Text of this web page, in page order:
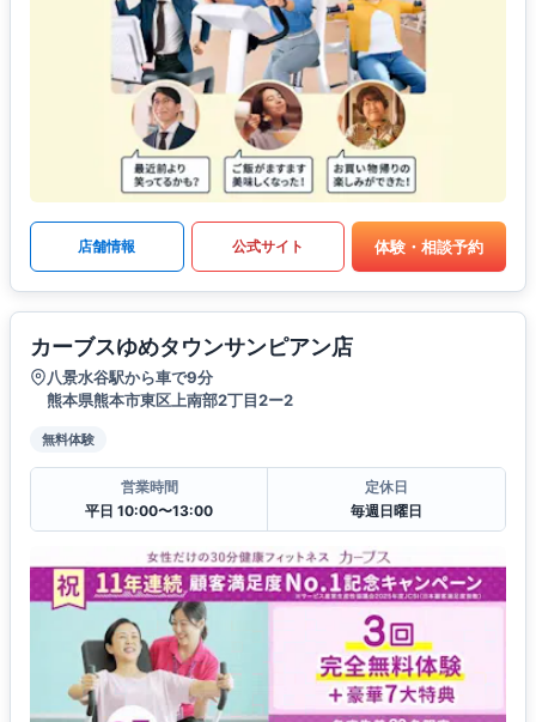
店舗情報 公式サイト 体験・相談予約
カーブスゆめタウンサンピアン店
八景水谷駅から車で9分
熊本県熊本市東区上南部2丁目2ー2
無料体験
営業時間
平日 10:00〜13:00
定休日
毎週日曜日